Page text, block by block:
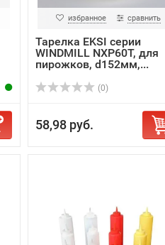
избранное сравнить
Тарелка EKSI серии
WINDMILL NXP60T, для
пирожков, d152мм,...
(0)
58,98 руб.